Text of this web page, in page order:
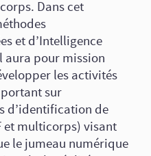
Dans cet
et d’Intelligence
aura pour mission
les activités
portant sur
d’identification de
et multicorps) visant
le jumeau numérique